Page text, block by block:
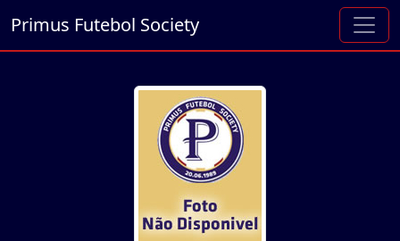
Primus Futebol Society